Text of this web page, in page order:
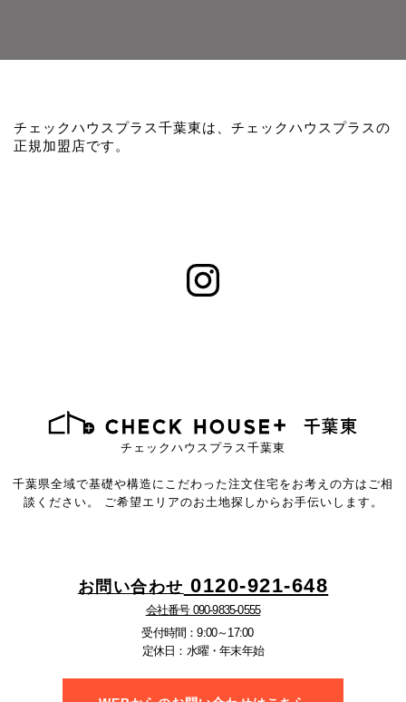
チェックハウスプラス千葉東は、チェックハウスプラスの
正規加盟店です。
チェックハウスプラス千葉東
千葉県全域で基礎や構造にこだわった注文住宅を お考えの方はご相
談ください。
ご希望エリアのお土地探しからお手伝いします。
お問い合わせ 0120-921-648
会社番号 090-9835-0555
受付時間：9:00～17:00
定休日：水曜・年末年始